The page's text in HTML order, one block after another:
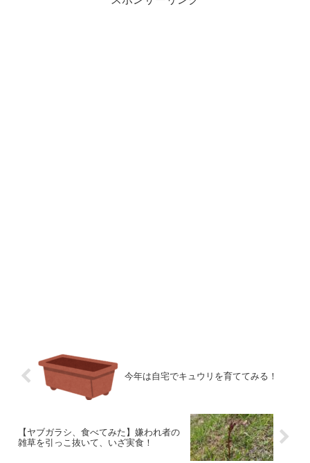
今年は自宅でキュウリを育ててみる！
【ヤブガラシ、食べてみた】嫌われ者の
雑草を引っこ抜いて、いざ実食！